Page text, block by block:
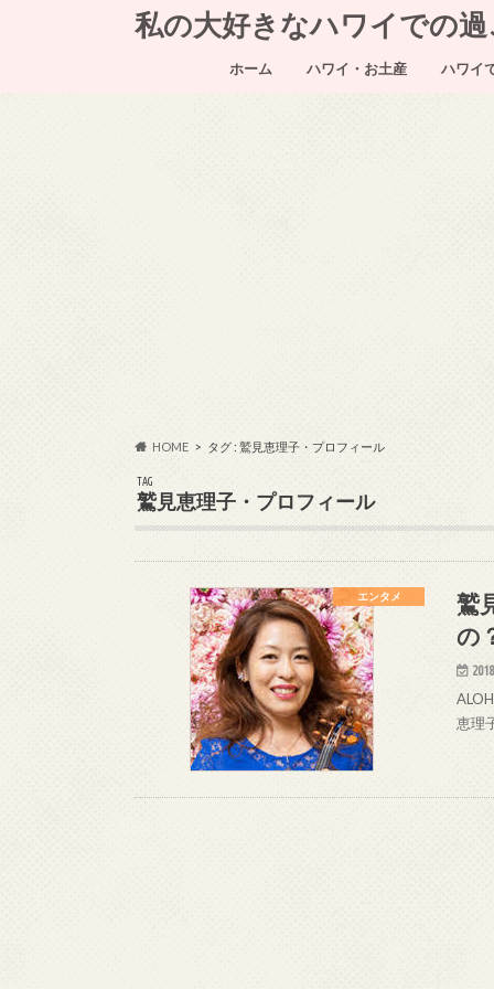
私の大好きなハワイでの
ホーム ハワイ・お土産 ハワイ
HOME タグ : 鷲見恵理子・プロフィール
TAG
鷲見恵理子・プロフィール
エンタメ
鷲
の
恵理